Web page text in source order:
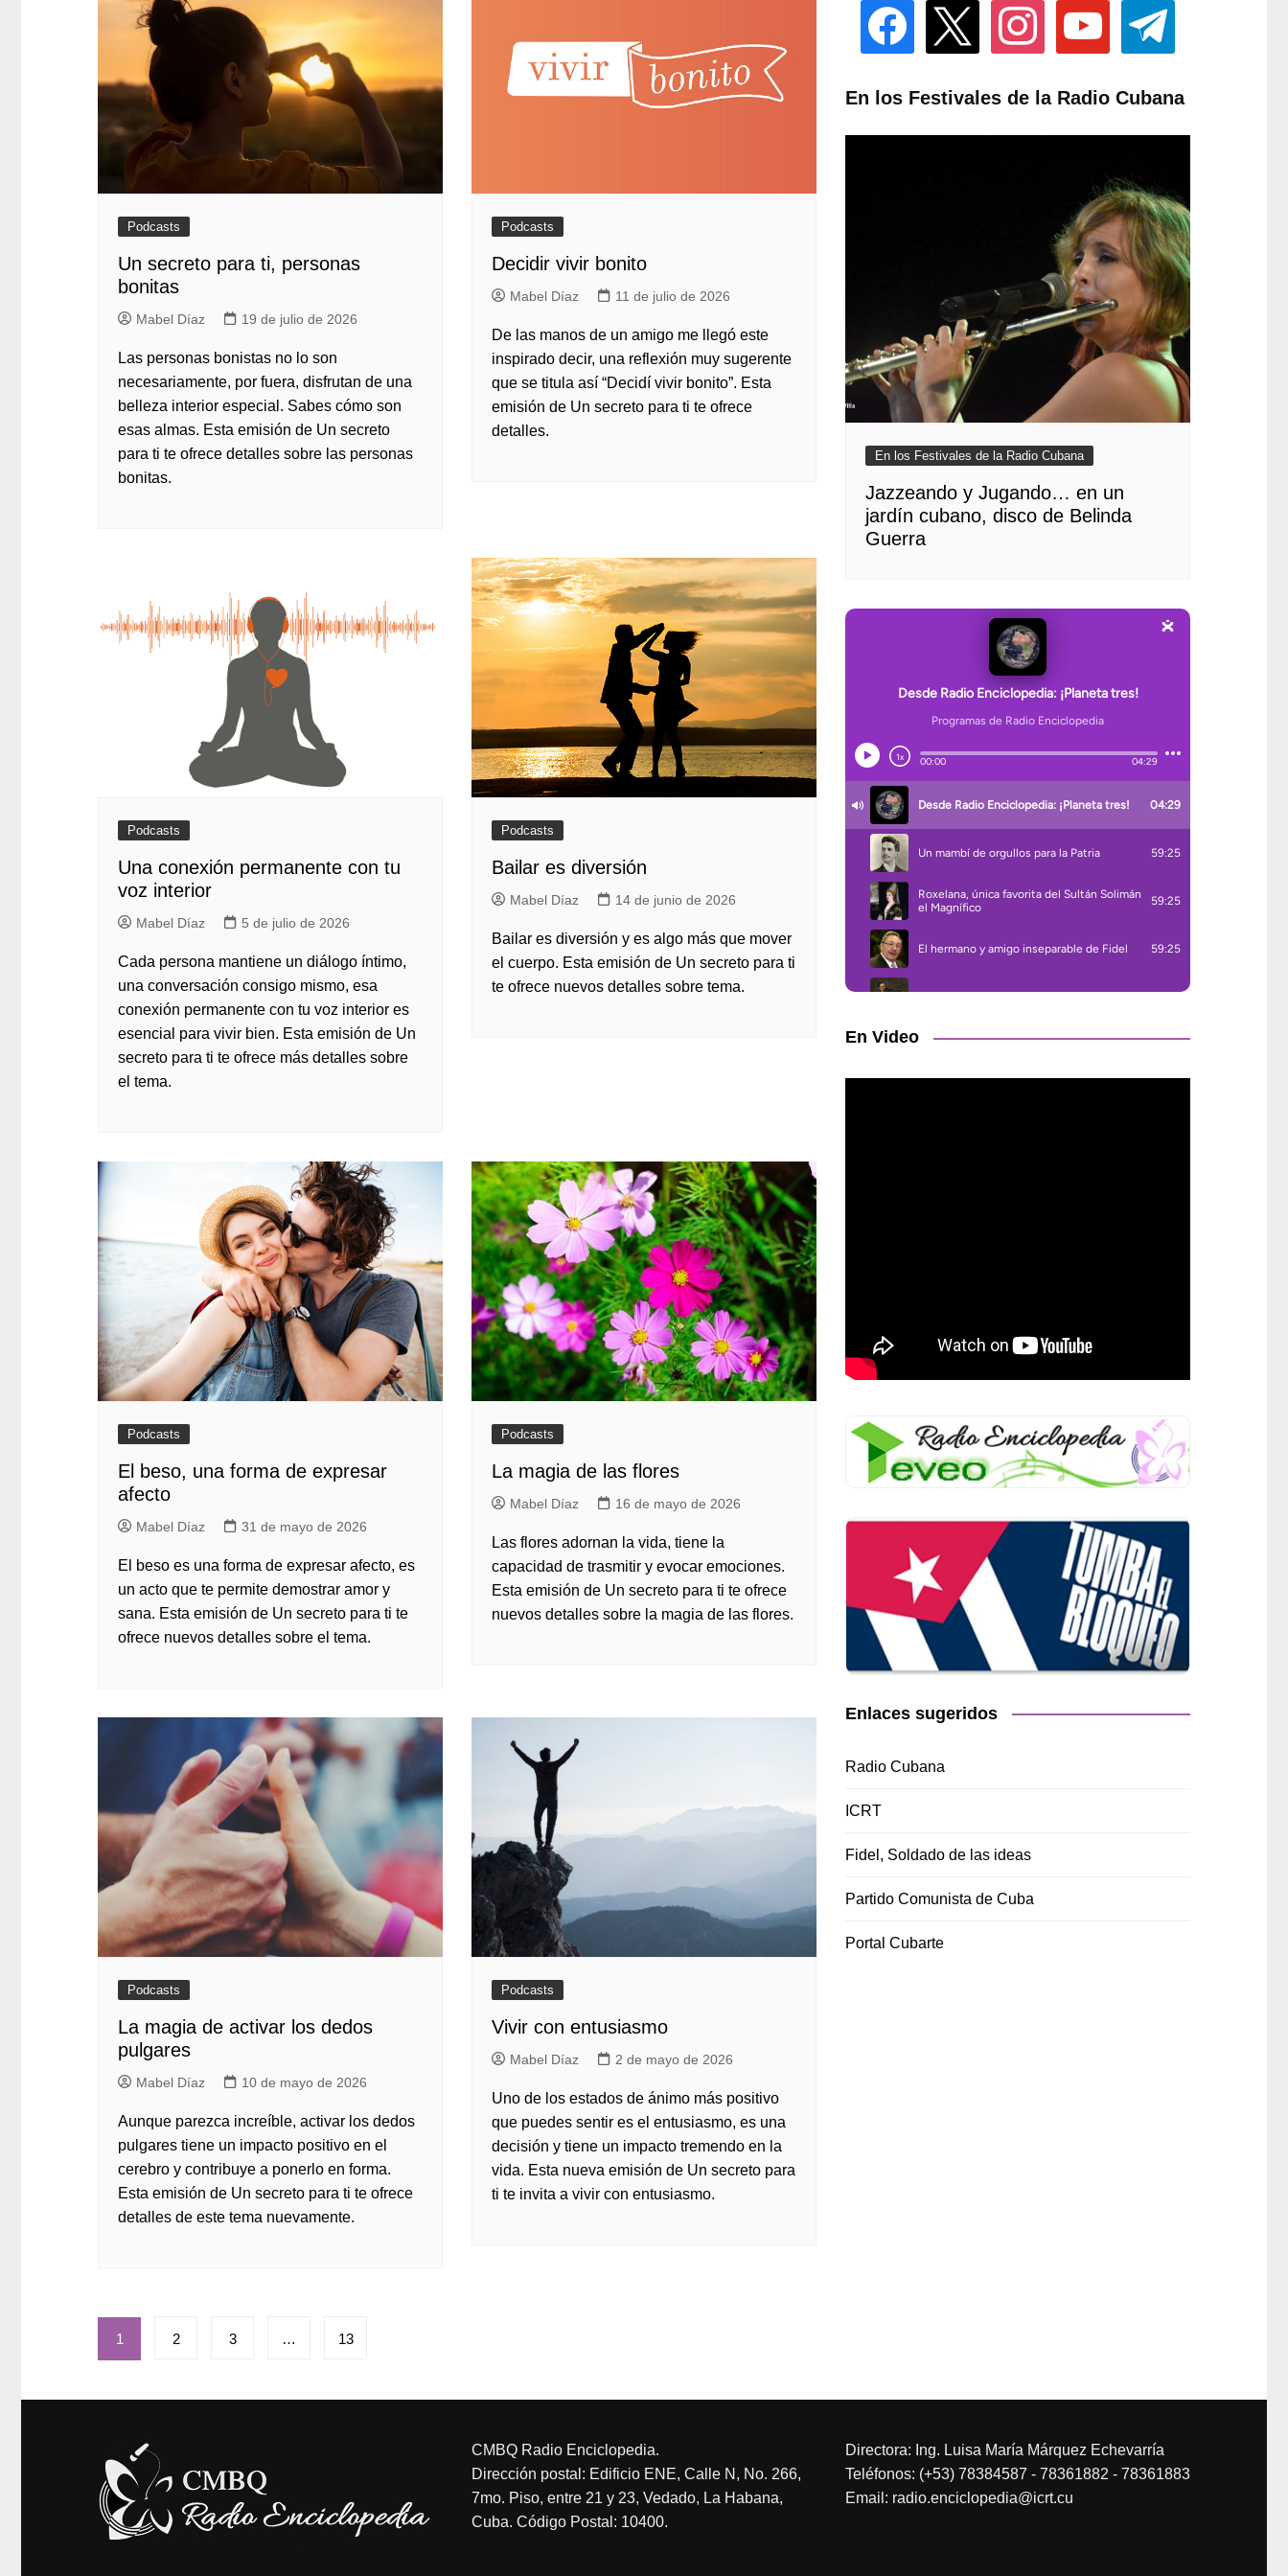
Podcasts
Un secreto para ti, personas
bonitas
Mabel Díaz 19 de julio de 2026
Las personas bonistas no lo son
necesariamente, por fuera, disfrutan de una
belleza interior especial. Sabes cómo son
esas almas. Esta emisión de Un secreto
para ti te ofrece detalles sobre las personas
bonitas.
Podcasts
Decidir vivir bonito
Mabel Díaz 11 de julio de 2026
De las manos de un amigo me llegó este
inspirado decir, una reflexión muy sugerente
que se titula así “Decidí vivir bonito”. Esta
emisión de Un secreto para ti te ofrece
detalles.
Podcasts
Una conexión permanente con tu
voz interior
Mabel Díaz 5 de julio de 2026
Cada persona mantiene un diálogo íntimo,
una conversación consigo mismo, esa
conexión permanente con tu voz interior es
esencial para vivir bien. Esta emisión de Un
secreto para ti te ofrece más detalles sobre
el tema.
Podcasts
Bailar es diversión
Mabel Díaz 14 de junio de 2026
Bailar es diversión y es algo más que mover
el cuerpo. Esta emisión de Un secreto para ti
te ofrece nuevos detalles sobre tema.
Podcasts
El beso, una forma de expresar
afecto
Mabel Díaz 31 de mayo de 2026
El beso es una forma de expresar afecto, es
un acto que te permite demostrar amor y
sana. Esta emisión de Un secreto para ti te
ofrece nuevos detalles sobre el tema.
Podcasts
La magia de las flores
Mabel Díaz 16 de mayo de 2026
Las flores adornan la vida, tiene la
capacidad de trasmitir y evocar emociones.
Esta emisión de Un secreto para ti te ofrece
nuevos detalles sobre la magia de las flores.
Podcasts
La magia de activar los dedos
pulgares
Mabel Díaz 10 de mayo de 2026
Aunque parezca increíble, activar los dedos
pulgares tiene un impacto positivo en el
cerebro y contribuye a ponerlo en forma.
Esta emisión de Un secreto para ti te ofrece
detalles de este tema nuevamente.
Podcasts
Vivir con entusiasmo
Mabel Díaz 2 de mayo de 2026
Uno de los estados de ánimo más positivo
que puedes sentir es el entusiasmo, es una
decisión y tiene un impacto tremendo en la
vida. Esta nueva emisión de Un secreto para
ti te invita a vivir con entusiasmo.
Paginación
de
entradas
1 2 3 … 13
facebook instagram youtube telegram
En los Festivales de la Radio Cubana
En los Festivales de la Radio Cubana
Jazzeando y Jugando… en un
jardín cubano, disco de Belinda
Guerra
En Video
Enlaces sugeridos
Radio Cubana
ICRT
Fidel, Soldado de las ideas
Partido Comunista de Cuba
Portal Cubarte
CMBQ Radio Enciclopedia.
Dirección postal: Edificio ENE, Calle N, No. 266,
7mo. Piso, entre 21 y 23, Vedado, La Habana,
Cuba. Código Postal: 10400.
Directora: Ing. Luisa María Márquez Echevarría
Teléfonos: (+53) 78384587 - 78361882 - 78361883
Email: radio.enciclopedia@icrt.cu